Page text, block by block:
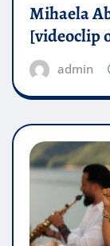
Mihaela
[videoclip
admin